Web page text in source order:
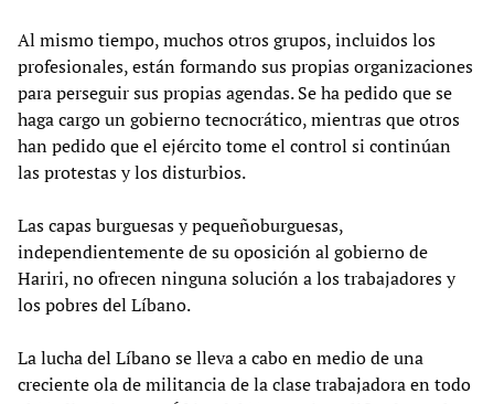
Al mismo tiempo, muchos otros grupos, incluidos los
profesionales, están formando sus propias organizaciones
para perseguir sus propias agendas. Se ha pedido que se
haga cargo un gobierno tecnocrático, mientras que otros
han pedido que el ejército tome el control si continúan
las protestas y los disturbios.
Las capas burguesas y pequeñoburguesas,
independientemente de su oposición al gobierno de
Hariri, no ofrecen ninguna solución a los trabajadores y
los pobres del Líbano.
La lucha del Líbano se lleva a cabo en medio de una
creciente ola de militancia de la clase trabajadora en todo